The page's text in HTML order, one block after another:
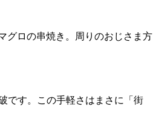
グロの串焼き。周りのおじさま方
です。この手軽さはまさに「街